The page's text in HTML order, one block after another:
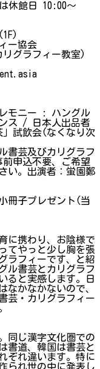
休館日 10:00～
ー協会
ラフィー教室)
モニー : ハングル
ス / 日本人出品者
試飲会(なくなり次
芸及びカリグラフ
申込不要、ご希望
い。出演者：蛍園鄭
冊子プレゼント(当
に携わり、お陰様で
てやっと少し胸を張
ラフィーです、と紹
ル書芸とカリグラフ
ると実感します。日
なかなかないので、
芸・カリグラフィー
同じ漢字文化圏での
書道、韓国は書芸と
ぞれ違います。特に
られ世の中に発表し